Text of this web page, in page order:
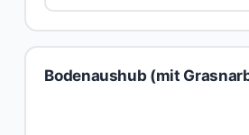
Bodenaushub (mit